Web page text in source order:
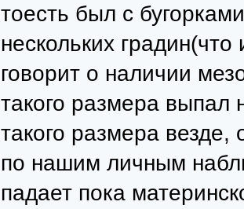
тоесть был с
нескольких
говорит о наличии
такого размера выпал
такого размера везде,
по нашим личным
падает пока